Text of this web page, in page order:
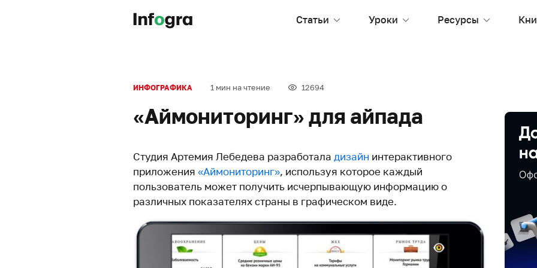
Статьи Уроки Ресурсы
ИНФОГРАФИКА 1 мин на чтение 12694
«Аймониторинг» для айпада
Студия Артемия Лебедева разработала дизайн интерактивного
приложения «Аймониторинг», используя которое каждый
пользователь может получить исчерпывающую информацию о
различных показателях страны в графическом виде.